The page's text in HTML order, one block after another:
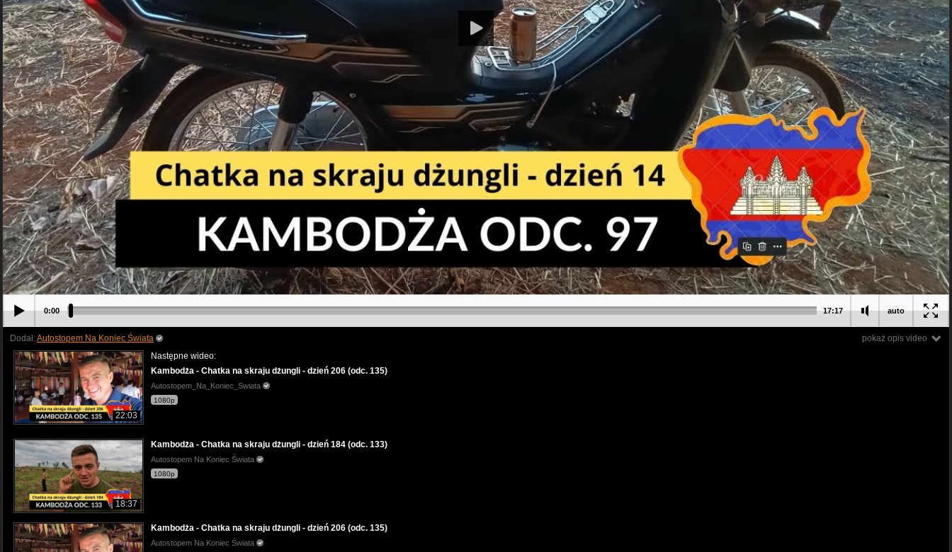
auto
0:00 17:17
pokaż opis video
Dodał:Autostopem Na Koniec Świata
22:03
Następne wideo:
Kambodża - Chatka na skraju dżungli - dzień 206 (odc. 135)
Autostopem_Na_Koniec_Swiata
1080p
18:37
Kambodża - Chatka na skraju dżungli - dzień 184 (odc. 133)
Autostopem Na Koniec Świata
1080p
Kambodża - Chatka na skraju dżungli - dzień 206 (odc. 135)
Autostopem Na Koniec Świata